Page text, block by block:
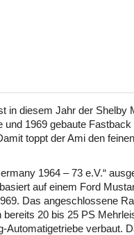
in diesem Jahr der Shelby
1969 gebaute Fastback
toppt der Ami den feinen
1964 – 73 e.V.“
auf einem Ford
Das angeschlossene
20 bis 25 PS
Automatigetriebe verbaut.